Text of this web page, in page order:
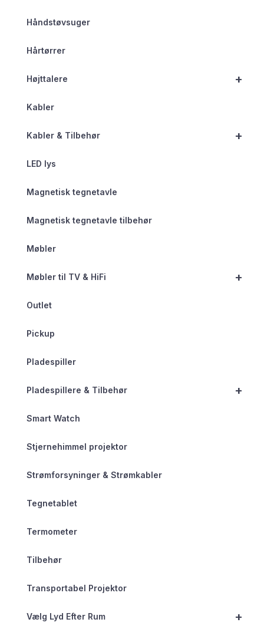
Håndstøvsuger
Hårtørrer
+
Højttalere
Kabler
+
Kabler & Tilbehør
LED lys
Magnetisk tegnetavle
Magnetisk tegnetavle tilbehør
Møbler
+
Møbler til TV & HiFi
Outlet
Pickup
Pladespiller
+
Pladespillere & Tilbehør
Smart Watch
Stjernehimmel projektor
Strømforsyninger & Strømkabler
Tegnetablet
Termometer
Tilbehør
Transportabel Projektor
+
Vælg Lyd Efter Rum